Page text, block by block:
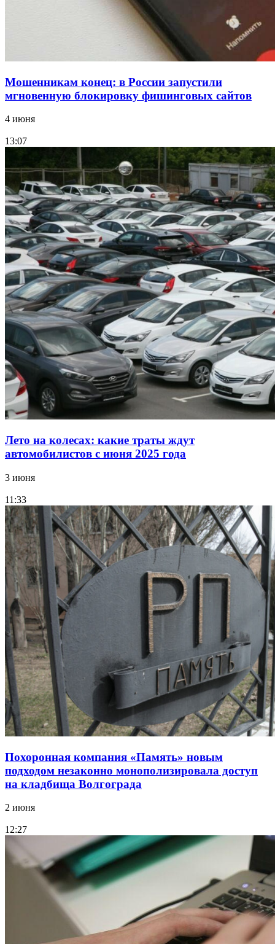
Мошенникам конец: в России запустили
мгновенную блокировку фишинговых сайтов
4 июня
13:07
Лето на колесах: какие траты ждут
автомобилистов с июня 2025 года
3 июня
11:33
Похоронная компания «Память» новым
подходом незаконно монополизировала доступ
на кладбища Волгограда
2 июня
12:27